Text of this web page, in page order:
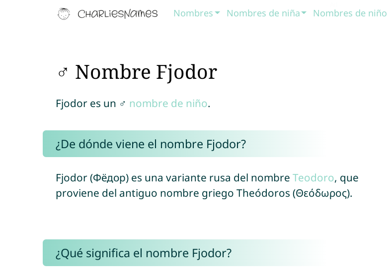
Nombres Nombres de niña Nombres de niño
♂ Nombre Fjodor
Fjodor es un ♂ nombre de niño.
¿De dónde viene el nombre Fjodor?
Fjodor (Фёдор) es una variante rusa del nombre Teodoro, que
proviene del antiguo nombre griego Theódoros (Θεόδωρος).
¿Qué significa el nombre Fjodor?